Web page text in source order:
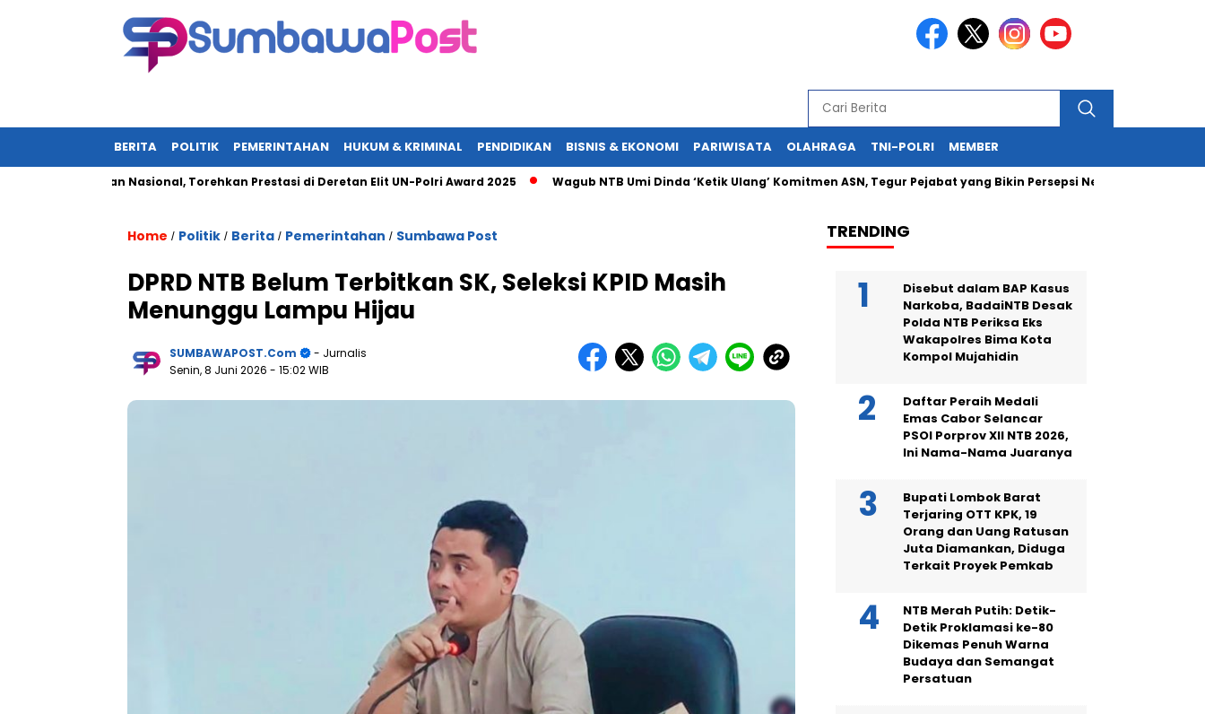
BERITA POLITIK PEMERINTAHAN HUKUM & KRIMINAL PENDIDIKAN BISNIS & EKONOMI PARIWISATA OLAHRAGA TNI-POLRI MEMBER
Sorotan Nasional, Torehkan Prestasi di Deretan Elit UN-Polri Award 2025 Wagub NTB Umi Dinda ‘Ketik Ulang’ Komitmen ASN, Tegur Pejabat yang Bikin Persepsi Negatif
Home / Politik / Berita / Pemerintahan / Sumbawa Post
DPRD NTB Belum Terbitkan SK, Seleksi KPID Masih
Menunggu Lampu Hijau
SUMBAWAPOST.com
- Jurnalis
Senin, 8 Juni 2026 - 15:02 WIB
TRENDING
Disebut dalam BAP Kasus
Narkoba, BadaiNTB Desak
Polda NTB Periksa Eks
Wakapolres Bima Kota
Kompol Mujahidin
Daftar Peraih Medali
Emas Cabor Selancar
PSOI Porprov XII NTB 2026,
Ini Nama-Nama Juaranya
Bupati Lombok Barat
Terjaring OTT KPK, 19
Orang dan Uang Ratusan
Juta Diamankan, Diduga
Terkait Proyek Pemkab
NTB Merah Putih: Detik-
Detik Proklamasi ke-80
Dikemas Penuh Warna
Budaya dan Semangat
Persatuan